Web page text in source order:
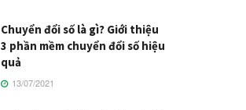
Chuyển đổi số là gì? Giới thiệu
3 phần mềm chuyển đổi số hiệu
quả
13/07/2021